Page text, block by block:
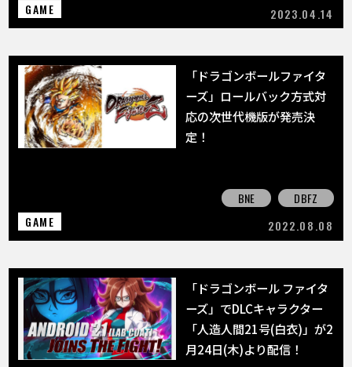
GAME
2023.04.14
「ドラゴンボールファイタ
ーズ」ロールバック方式対
応の次世代機版が発売決
定！
BNE
DBFZ
GAME
2022.08.08
「ドラゴンボール ファイタ
ーズ」でDLCキャラクター
「人造人間21号(白衣)」が2
月24日(木)より配信！